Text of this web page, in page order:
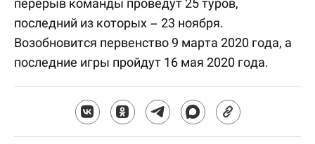
перерыв команды проведут 25 туров,
последний из которых – 23 ноября.
Возобновится первенство 9 марта 2020 года, а
последние игры пройдут 16 мая 2020 года.